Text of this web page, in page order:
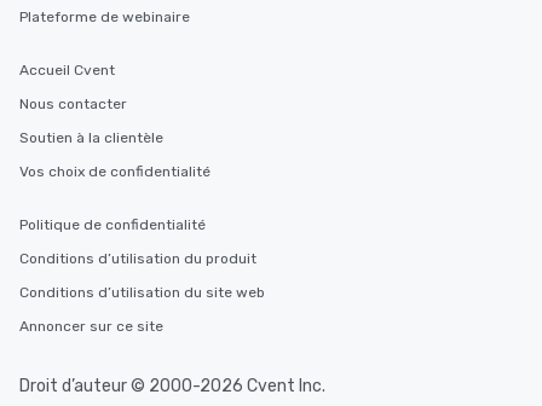
Plateforme de webinaire
Accueil Cvent
Nous contacter
Soutien à la clientèle
Vos choix de confidentialité
Politique de confidentialité
Conditions d’utilisation du produit
Conditions d’utilisation du site web
Annoncer sur ce site
Droit d’auteur © 2000-2026 Cvent Inc.